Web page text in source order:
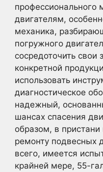
профессионального
двигателям,
механика,
погружного
сосредоточить свои
конкретной
использовать
диагностическое
надежный,
шансах спасения
образом, в
ремонту подвесных
всего, имеется
крайней мере, 55-